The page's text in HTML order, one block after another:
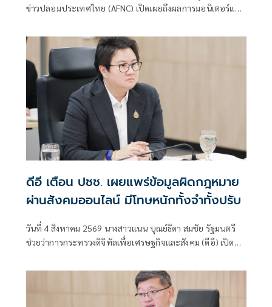
ข่าวปลอมประเทศไทย (AFNC) เปิดเผยถึงผลการมอนิเตอร์และ
ดีอี เตือน ปชช. เผยแพร่ข้อมูลผิดกฎหมาย
ผ่านสังคมออนไลน์ มีโทษหนักทั้งจำทั้งปรับ
วันที่ 4 สิงหาคม 2569 นางสาวแนน บุณย์ธิดา สมชัย รัฐมนตรี
ช่วยว่าการกระทรวงดิจิทัลเพื่อเศรษฐกิจและสังคม (ดีอี) เปิด
ดิจิทัลเพื่อเศรษฐกิจและสังคม (ดีอี)